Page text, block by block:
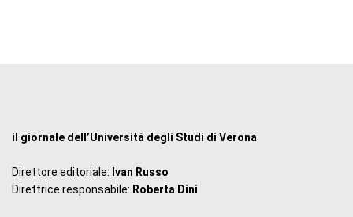
il giornale dell’Università degli Studi di Verona
Direttore editoriale: Ivan Russo
Direttrice responsabile: Roberta Dini